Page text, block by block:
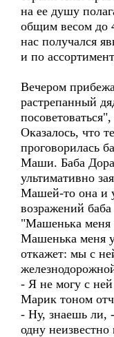
на ее душу
общим весом до
нас получался
и по
Вечером
растрепанный
Оказалось, что
проговорилась
Маши. Баба
ультимативно
Машей-то она и
возражений
"Машенька меня
Машенька меня
откажет: мы с
- Я не могу с ней
Марик тоном
- Ну, знаешь ли,
одну неизвестно